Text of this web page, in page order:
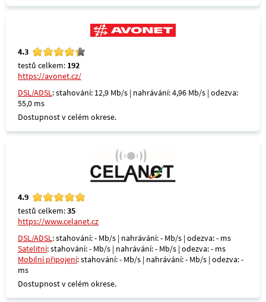
4.3
testů celkem: 192
https://avonet.cz/
DSL/ADSL: stahování: 12,9 Mb/s | nahrávání: 4,96 Mb/s | odezva:
55,0 ms
Dostupnost v celém okrese.
4.9
testů celkem:35
https://www.celanet.cz
DSL/ADSL: stahování: - Mb/s | nahrávání: - Mb/s | odezva: - ms
Satelitní: stahování: - Mb/s | nahrávání: - Mb/s | odezva: - ms
Mobilní připojení: stahování: - Mb/s | nahrávání: - Mb/s | odezva: -
ms
Dostupnost v celém okrese.